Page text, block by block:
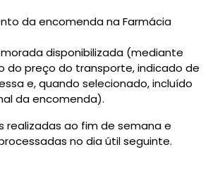
da encomenda na Farmácia
disponibilizada (mediante
do preço do transporte, indicado de
e, quando selecionado, incluído
da encomenda).
realizadas ao fim de semana e
no dia útil seguinte.